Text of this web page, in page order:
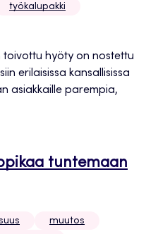
työkalupakki
toivottu hyöty on nostettu
erilaisissa kansallisissa
asiakkaille parempia,
tuntemaan
muutos